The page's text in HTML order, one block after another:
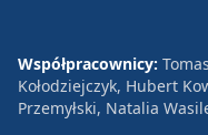
Współpracownicy:
Kołodziejczyk, Hubert
Przemyłski, Natalia